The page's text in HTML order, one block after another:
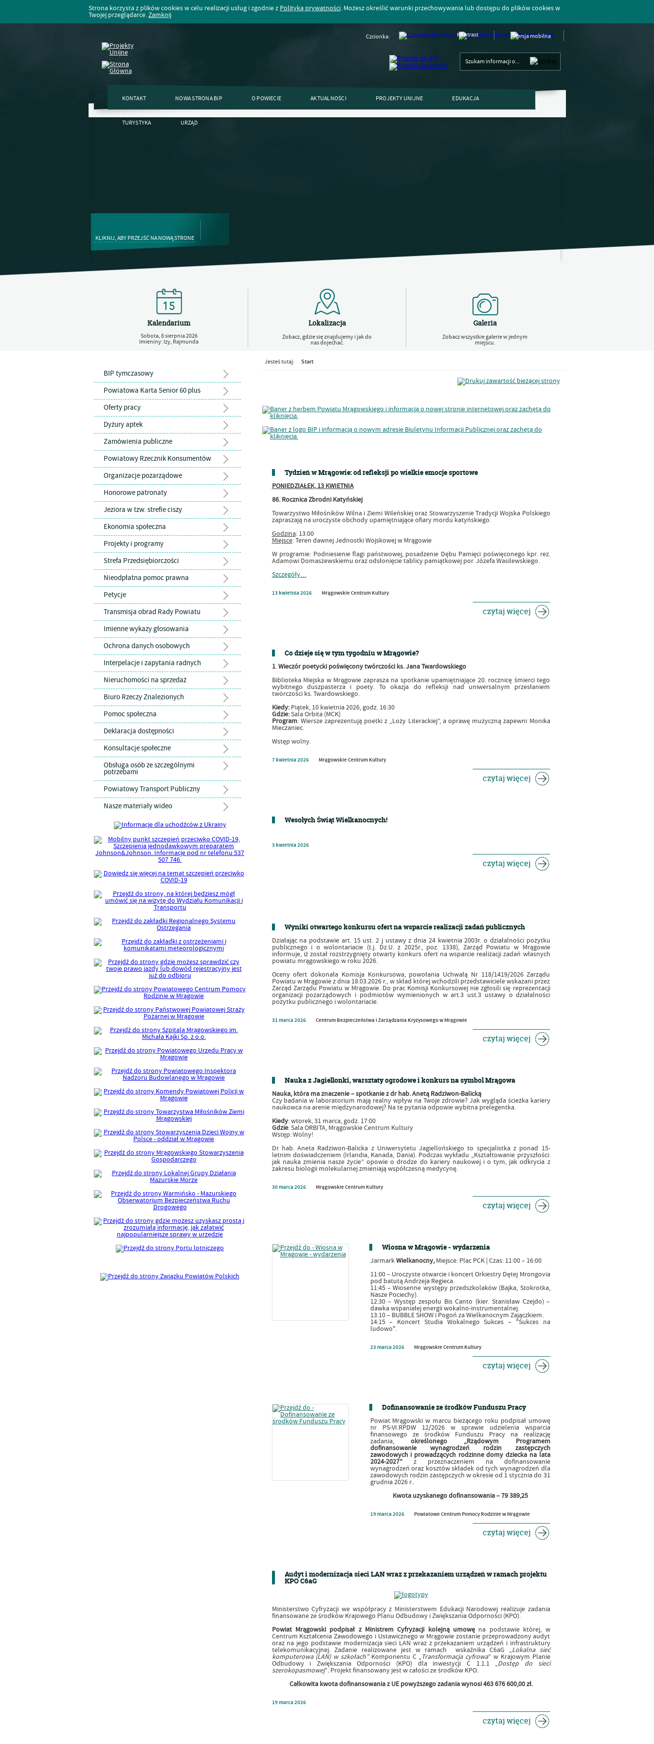
Strona korzysta z plików cookies w celu realizacji usług i zgodnie z Polityką prywatności. Możesz określić warunki przechowywania lub dostępu do plików cookies w
Twojej przeglądarce.Zamknij
Czcionka: Kontrast Wersja mobilna
KONTAKT NOWA STRONA BIP O POWIECIE AKTUALNOŚCI PROJEKTY UNIJNE EDUKACJA
TURYSTYKA URZĄD
KLIKNIJ, ABY PRZEJŚĆ NA NOWĄ STRONE
Kalendarium
Sobota,8sierpnia2026
Imieniny: Izy, Rajmunda
Lokalizacja
Zobacz, gdzie się znajdujemy i jak do
nas dojechać.
Galeria
Zobacz wszystkie galerie w jednym
miejscu.
BIP tymczasowy
Powiatowa Karta Senior 60 plus
Oferty pracy
Dyżury aptek
Zamówienia publiczne
Powiatowy Rzecznik Konsumentów
Organizacje pozarządowe
Honorowe patronaty
Jeziora w tzw. strefie ciszy
Ekonomia społeczna
Projekty i programy
Strefa Przedsiębiorczości
Nieodpłatna pomoc prawna
Petycje
Transmisja obrad Rady Powiatu
Imienne wykazy głosowania
Ochrona danych osobowych
Interpelacje i zapytania radnych
Nieruchomości na sprzedaż
Biuro Rzeczy Znalezionych
Pomoc społeczna
Deklaracja dostępności
Konsultacje społeczne
Obsługa osób ze szczególnymi
potrzebami
Powiatowy Transport Publiczny
Nasze materiały wideo
Jesteś tutaj: Start
Tydzień w Mrągowie: od refleksji po wielkie emocje sportowe
PONIEDZIAŁEK, 13 KWIETNIA
86. Rocznica Zbrodni Katyńskiej
Towarzystwo Miłośników Wilna i Ziemi Wileńskiej oraz Stowarzyszenie Tradycji Wojska Polskiego
zapraszają na uroczyste obchody upamiętniające ofiary mordu katyńskiego.
Godzina: 13:00
Miejsce: Teren dawnej Jednostki Wojskowej w Mrągowie
W programie: Podniesienie flagi państwowej, posadzenie Dębu Pamięci poświęconego kpr. rez.
Adamowi Domaszewskiemu oraz odsłonięcie tablicy pamiątkowej por. Józefa Wasilewskiego.
Szczegóły…
13 kwietnia 2026 Mrągowskie Centrum Kultury
czytaj więcej
Co dzieje się w tym tygodniu w Mrągowie?
1.Wieczór poetycki poświęcony twórczości ks. Jana Twardowskiego
Biblioteka Miejska w Mrągowie zaprasza na spotkanie upamiętniające 20. rocznicę śmierci tego
wybitnego duszpasterza i poety. To okazja do refleksji nad uniwersalnym przesłaniem
twórczości ks. Twardowskiego.
Kiedy:Piątek, 10 kwietnia 2026, godz. 16:30
Gdzie:Sala Orbita (MCK)
Program: Wiersze zaprezentują poetki z „Loży Literackiej”, a oprawę muzyczną zapewni Monika
Mieczaniec.
Wstęp wolny.
7kwietnia 2026 Mrągowskie Centrum Kultury
czytaj więcej
Wesołych Świąt Wielkanocnych!
3 kwietnia 2026
czytaj więcej
Wyniki otwartego konkursu ofert na wsparcie realizacji zadań publicznych
Działając na podstawie art. 15 ust. 2 j ustawy z dnia 24 kwietnia 2003r. o działalności pożytku
publicznego i o wolontariacie (t.j. Dz.U. z 2025r., poz. 1338), Zarząd Powiatu w Mrągowie
informuje, iż został rozstrzygnięty otwarty konkurs ofert na wsparcie realizacji zadań własnych
powiatu mrągowskiego w roku 2026.
Oceny ofert dokonała Komisja Konkursowa, powołania Uchwałą Nr 118/1419/2026 Zarządu
Powiatu w Mrągowie z dnia 18.03.2026 r., w skład której wchodzili przedstawiciele wskazani przez
Zarząd Zarządu Powiatu w Mrągowie. Do prac Komisji Konkursowej nie zgłosili się reprezentacji
organizacji pozarządowych i podmiotów wymienionych w art.3 ust.3 ustawy o działalności
pożytku publicznego i wolontariacie.
31 marca 2026 Centrum Bezpieczeństwa i Zarządzania Kryzysowego w Mrągowie
czytaj więcej
Nauka z Jagiellonki, warsztaty ogrodowe i konkurs na symbol Mrągowa
Nauka, która ma znaczenie – spotkanie z dr hab. Anetą Radziwon-Balicką
Czy badania w laboratorium mają realny wpływ na Twoje zdrowie? Jak wygląda ścieżka kariery
naukowca na arenie międzynarodowej? Na te pytania odpowie wybitna prelegentka.
Kiedy: wtorek, 31 marca, godz. 17:00
Gdzie: Sala ORBITA, Mrągowskie Centrum Kultury
Wstęp: Wolny!
Dr hab. Aneta Radziwon-Balicka z Uniwersytetu Jagiellońskiego to specjalistka z ponad 15-
letnim doświadczeniem (Irlandia, Kanada, Dania). Podczas wykładu „Kształtowanie przyszłości:
jak nauka zmienia nasze życie” opowie o drodze do kariery naukowej i o tym, jak odkrycia z
zakresu biologii molekularnej zmieniają współczesną medycynę.
30marca 2026 Mrągowskie Centrum Kultury
czytaj więcej
Wiosna w Mrągowie - wydarzenia
JarmarkWielkanocny,Miejsce: Plac PCK | Czas: 11:00 – 16:00
11:00 – Uroczyste otwarcie i koncert Orkiestry Dętej Mrongovia
pod batutą Andrzeja Regieca.
11:45 – Wiosenne występy przedszkolaków (Bajka, Stokrotka,
Nasze Pociechy).
12:30 – Występ zespołu Bis Canto (kier. Stanisław Czejdo) –
dawka wspaniałej energii wokalno-instrumentalnej.
13:10 – BUBBLE SHOW i Pogoń za Wielkanocnym Zajączkiem.
14:15 – Koncert Studia Wokalnego Sukces – "Sukces na
ludowo".
23 marca 2026 Mrągowskie Centrum Kultury
czytaj więcej
Dofinansowanie ze środków Funduszu Pracy
Powiat Mrągowski w marcu bieżącego roku podpisał umowę
nr PS-VI.RPDW 12/2026 w sprawie udzielenia wsparcia
finansowego ze środków Funduszu Pracy na realizację
zadania, określonego „Rządowym Programem
dofinansowanie wynagrodzeń rodzin zastępczych
zawodowych i prowadzących rodzinne domy dziecka na lata
2024-2027” z przeznaczeniem na dofinansowanie
wynagrodzeń oraz kosztów składek od tych wynagrodzeń dla
zawodowych rodzin zastępczych w okresie od 1 stycznia do 31
grudnia 2026 r..
Kwota uzyskanego dofinansowania – 79 389,25
19 marca 2026 Powiatowe Centrum Pomocy Rodzinie w Mrągowie
czytaj więcej
Audyt i modernizacja sieci LAN wraz z przekazaniem urządzeń w ramach projektu
KPO C6aG
Ministerstwo Cyfryzacji we współpracy z Ministerstwem Edukacji Narodowej realizuje zadania
finansowane ze środków Krajowego Planu Odbudowy i Zwiększania Odporności (KPO).
Powiat Mrągowski podpisał z Ministrem Cyfryzacji kolejną umowę na podstawie której, w
Centrum Kształcenia Zawodowego i Ustawicznego w Mrągowie zostanie przeprowadzony audyt
oraz na jego podstawie modernizacja sieci LAN wraz z przekazaniem urządzeń i infrastruktury
telekomunikacyjnej. Zadanie realizowane jest w ramach wskaźnika C6aG „Lokalna sieć
komputerowa (LAN) w szkołach” Komponentu C „Transformacja cyfrowa” w Krajowym Planie
Odbudowy i Zwiększania Odporności (KPO) dla inwestycji C 1.1.1 „Dostęp do sieci
szerokopasmowej”. Projekt finansowany jest w całości ze środków KPO.
Całkowita kwota dofinansowania z UE powyższego zadania wynosi 463 676 600,00 zł.
19 marca 2026
czytaj więcej